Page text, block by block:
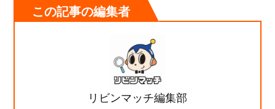
この記事の編集者
リビンマッチ編集部